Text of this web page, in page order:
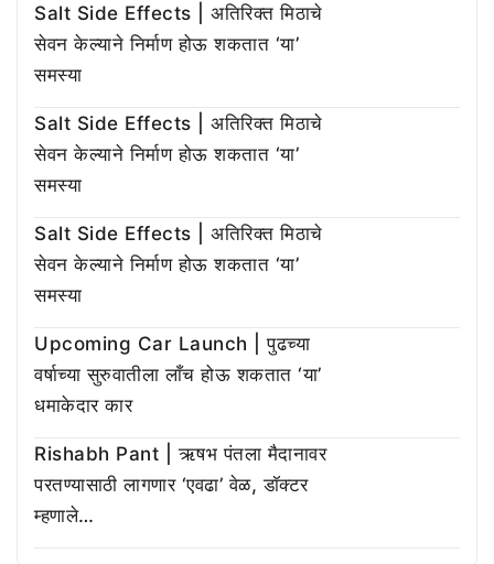
Salt Side Effects | अतिरिक्त मिठाचे
सेवन केल्याने निर्माण होऊ शकतात ‘या’
समस्या
Salt Side Effects | अतिरिक्त मिठाचे
सेवन केल्याने निर्माण होऊ शकतात ‘या’
समस्या
Salt Side Effects | अतिरिक्त मिठाचे
सेवन केल्याने निर्माण होऊ शकतात ‘या’
समस्या
Upcoming Car Launch | पुढच्या
वर्षाच्या सुरुवातीला लाँच होऊ शकतात ‘या’
धमाकेदार कार
Rishabh Pant | ऋषभ पंतला मैदानावर
परतण्यासाठी लागणार ‘एवढा’ वेळ, डॉक्टर
म्हणाले…